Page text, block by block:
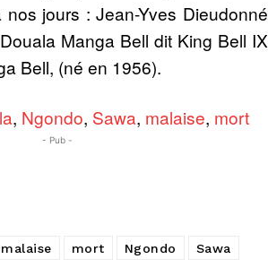
jours : Jean-Yves Dieudonné
Manga Bell dit King Bell IX
Bell, (né en 1956).
, Ngondo, Sawa, malaise, mort
- Pub -
malaise mort Ngondo Sawa